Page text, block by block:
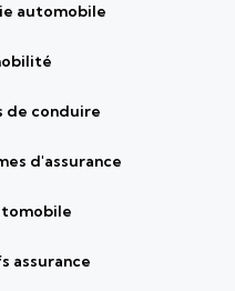
automobile
de conduire
d'assurance
assurance